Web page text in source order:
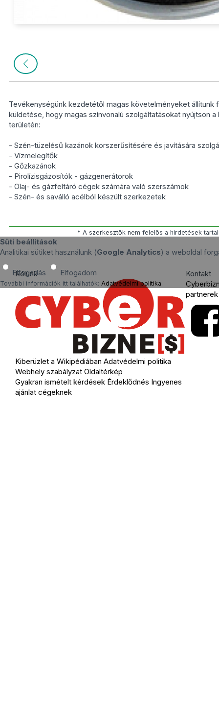
Tevékenységünk kezdetétől magas követelményeket állítunk
küldetése, hogy magas színvonalú szolgáltatásokat nyújtson
területén:
- Szén-tüzelésű kazánok korszerűsítésére és javítására
- Vízmelegítők
- Gőzkazánok
- Pirolízisgázosítók - gázgenerátorok
- Olaj- és gázfeltáró cégek számára való szerszámok
- Szén- és saválló acélból készült szerkezetek
* A szerkesztők nem felelős a hirdetések
Süti beállítások
Analitikai sütiket használunk (Google Analytics) a weboldal
Elfogadás Elfogadom
További információk itt találhatók: Adatvédelmi politika.
Rólunk
Kiberüzlet a Wikipédiában Adatvédelmi politika
Webhely szabályzat Oldaltérkép
Gyakran ismételt kérdések Érdeklődnés Ingyenes
ajánlat cégeknek
Kontakt
partnerek